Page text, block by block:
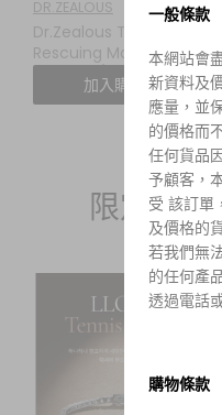
DR.ZEALOUS
Dr.Zealous Trouble Skin
Rescuing Mask (一盒5
塊，$140/2盒)
加入購物車
限定韓
一般條款
本網站會
新資料及
應量，並
的價格而
任何貨品
予顧客，
受 該訂單
及價格的
若我們無
的任何產
透過電話
購物條款